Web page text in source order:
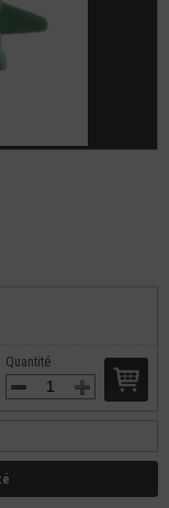
Quantité